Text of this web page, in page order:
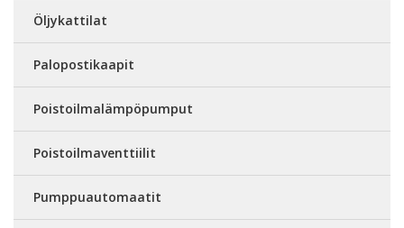
Öljykattilat
Palopostikaapit
Poistoilmalämpöpumput
Poistoilmaventtiilit
Pumppuautomaatit